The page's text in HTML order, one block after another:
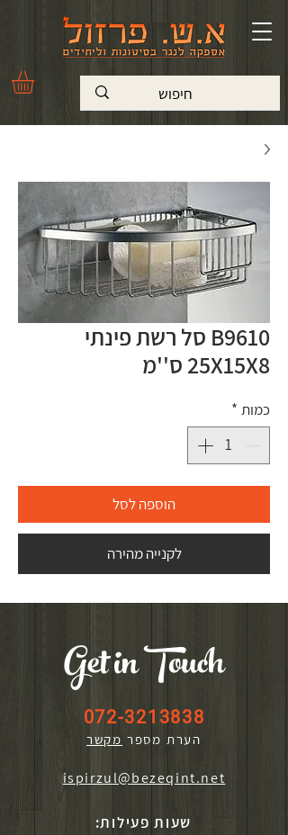
B9610 סל רשת פינתי
25X15X8 ס''מ
כמות *
הוספה לסל
לקנייה מהירה
Get in Touch
072-3213838
הערת מספר מקשר
ispirzul@bezeqint.net
שעות פעילות: